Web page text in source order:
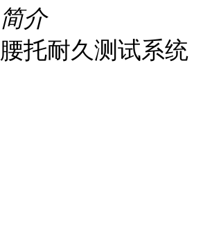
简介
腰托耐久测试系统